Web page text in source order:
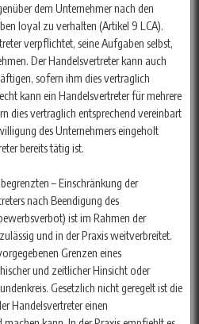
dem Unternehmer nach den
loyal zu verhalten (Artikel 9 LCA).
verpflichtet, seine Aufgaben selbst,
Der Handelsvertreter kann auch
sofern ihm dies vertraglich
kann ein Handelsvertreter für mehrere
dies vertraglich entsprechend vereinbart
des Unternehmers eingeholt
bereits tätig ist.
– Einschränkung der
nach Beendigung des
ist im Rahmen der
und in der Praxis weitverbreitet.
Grenzen eines
und zeitlicher Hinsicht oder
Gesetzlich nicht geregelt ist die
Handelsvertreter einen